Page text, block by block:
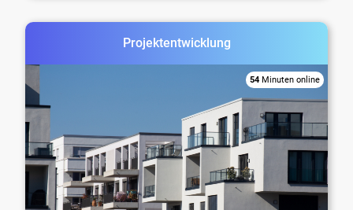
Projektentwicklung
54 Minuten online